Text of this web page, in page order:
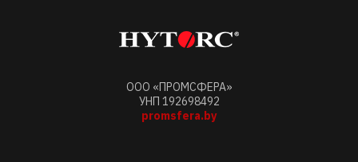
ООО «ПРОМСФЕРА»
УНП 192698492
promsfera.by